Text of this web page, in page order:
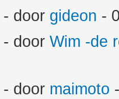
- door gideon -
- door Wim -de
- door maimoto